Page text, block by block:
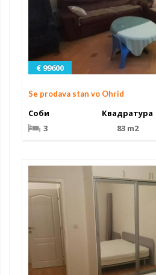
€ 99600
Se prodava stan vo Ohrid
Соби
3
Квадратура
83 m2